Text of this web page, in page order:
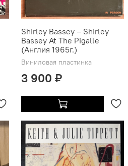
Shirley Bassey ‎– Shirley
Bassey At The Pigalle
(Англия 1965г.)
Виниловая пластинка
3 900 ₽